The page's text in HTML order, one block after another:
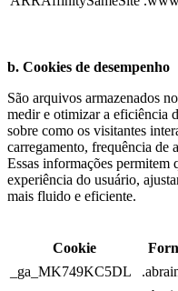
b. Cookies de desempenho
São arquivos armazenados
medir e otimizar a eficiência
sobre como os visitantes
carregamento, frequência de
Essas informações permitem
experiência do usuário,
mais fluido e eficiente.
Cookie
_ga_MK749KC5DL